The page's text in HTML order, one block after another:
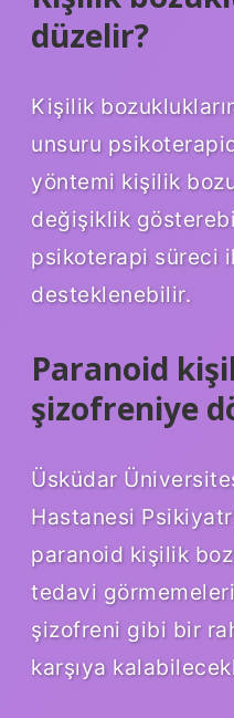
düzelir?
Kişilik
unsuru
yöntemi kişilik
değişiklik
psikoterapi süreci
desteklenebilir.
Paranoid
şizofreniye
Üsküdar
Hastanesi
paranoid kişilik
tedavi
şizofreni gibi bir
karşıya